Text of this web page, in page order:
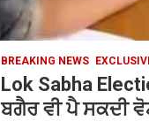
BREAKING NEWS
Lok Sabha
ਬਗੈਰ ਵੀ ਪੈ ਸਕਦੀ